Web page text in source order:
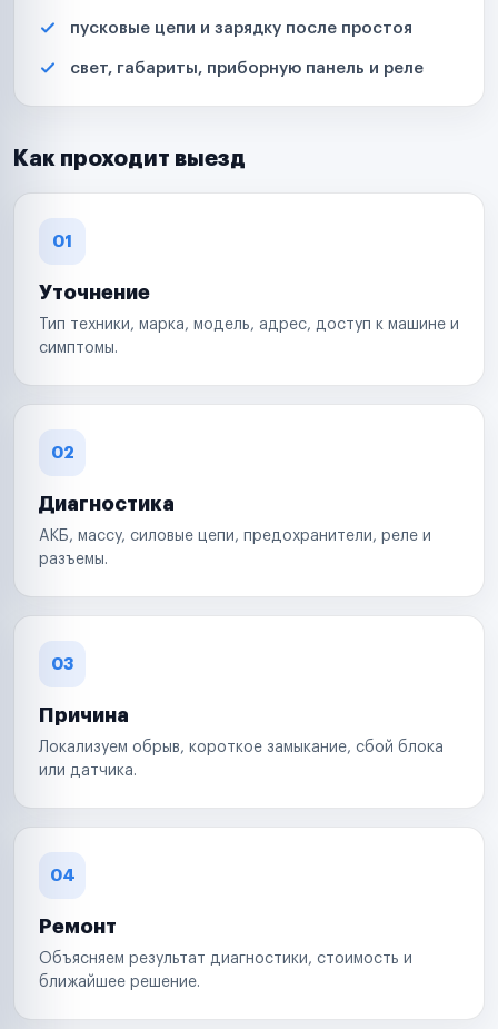
пусковые цепи и зарядку после простоя
свет, габариты, приборную панель и реле
Как проходит выезд
01
Уточнение
Тип техники, марка, модель, адрес, доступ к машине и
симптомы.
02
Диагностика
АКБ, массу, силовые цепи, предохранители, реле и
разъемы.
03
Причина
Локализуем обрыв, короткое замыкание, сбой блока
или датчика.
04
Ремонт
Объясняем результат диагностики, стоимость и
ближайшее решение.